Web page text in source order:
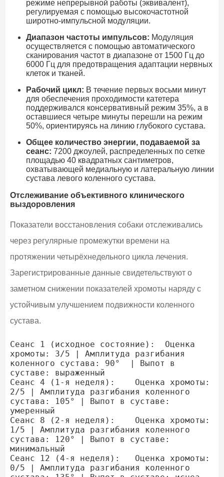
режиме непрерывной работы (эквивалент),
регулируемая с помощью высокочастотной
широтно-импульсной модуляции.
Диапазон частоты импульсов: Модуляция
осуществляется с помощью автоматического
сканирования частот в диапазоне от 1500 Гц до
6000 Гц для предотвращения адаптации нервных
клеток и тканей.
Рабочий цикл: В течение первых восьми минут
для обеспечения проходимости катетера
поддерживался консервативный режим 35%, а в
оставшиеся четыре минуты перешли на режим
50%, ориентируясь на линию глубокого сустава.
Общее количество энергии, подаваемой за
сеанс: 7200 джоулей, распределенных по сетке
площадью 40 квадратных сантиметров,
охватывающей медиальную и латеральную линии
сустава левого коленного сустава.
Отслеживание объективного клинического
выздоровления
Показатели восстановления собаки отслеживались
через регулярные промежутки времени на
протяжении четырёхнедельного цикла лечения.
Зарегистрированные данные свидетельствуют о
заметном снижении показателей хромоты наряду с
устойчивым улучшением подвижности коленного
сустава.
Сеанс 1 (исходное состояние):  Оценка
хромоты: 3/5 | Амплитуда разгибания
коленного сустава: 90°  | Выпот в
суставе: выраженный
Сеанс 4 (1-я неделя):    Оценка хромоты:
2/5 | Амплитуда разгибания коленного
сустава: 105° | Выпот в суставе:
умеренный
Сеанс 8 (2-я неделя):    Оценка хромоты:
1/5 | Амплитуда разгибания коленного
сустава: 120° | Выпот в суставе:
минимальный
Сеанс 12 (4-я неделя):   Оценка хромоты:
0/5 | Амплитуда разгибания коленного